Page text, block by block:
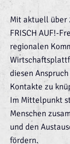
Mit aktuell über
FRISCH AUF!-
regionalen
diesen
Kontakte zu
Im Mittelpunkt
Menschen
und den
fördern.